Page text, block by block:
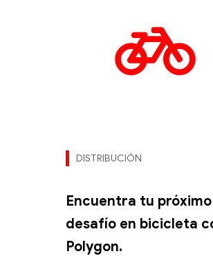
DISTRIBUCIÓN
Encuentra tu próximo
desafío en bicicleta
Polygon.